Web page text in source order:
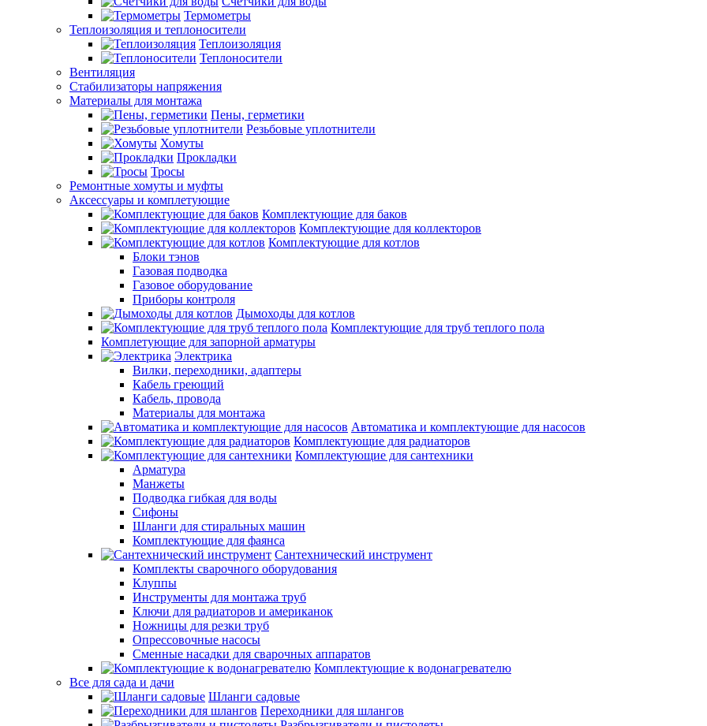
Термометры
Теплоизоляция и теплоносители
Теплоизоляция
Теплоносители
Вентиляция
Стабилизаторы напряжения
Материалы для монтажа
Пены, герметики
Резьбовые уплотнители
Хомуты
Прокладки
Тросы
Ремонтные хомуты и муфты
Аксессуары и комплетующие
Комплектующие для баков
Комплектующие для коллекторов
Комплектующие для котлов
Блоки тэнов
Газовая подводка
Газовое оборудование
Приборы контроля
Дымоходы для котлов
Комплектующие для труб теплого пола
Комплетующие для запорной арматуры
Электрика
Вилки, переходники, адаптеры
Кабель греющий
Кабель, провода
Материалы для монтажа
Автоматика и комплектующие для насосов
Комплектующие для радиаторов
Комплектующие для сантехники
Арматура
Манжеты
Подводка гибкая для воды
Сифоны
Шланги для стиральных машин
Комплектующие для фаянса
Сантехнический инструмент
Комплекты сварочного оборудования
Клуппы
Инструменты для монтажа труб
Ключи для радиаторов и американок
Ножницы для резки труб
Опрессовочные насосы
Сменные насадки для сварочных аппаратов
Комплектующие к водонагревателю
Все для сада и дачи
Шланги садовые
Переходники для шлангов